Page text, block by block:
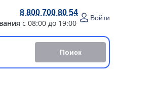
8 800 700 80 54
с 08:00 до 19:00
Войти
Поиск